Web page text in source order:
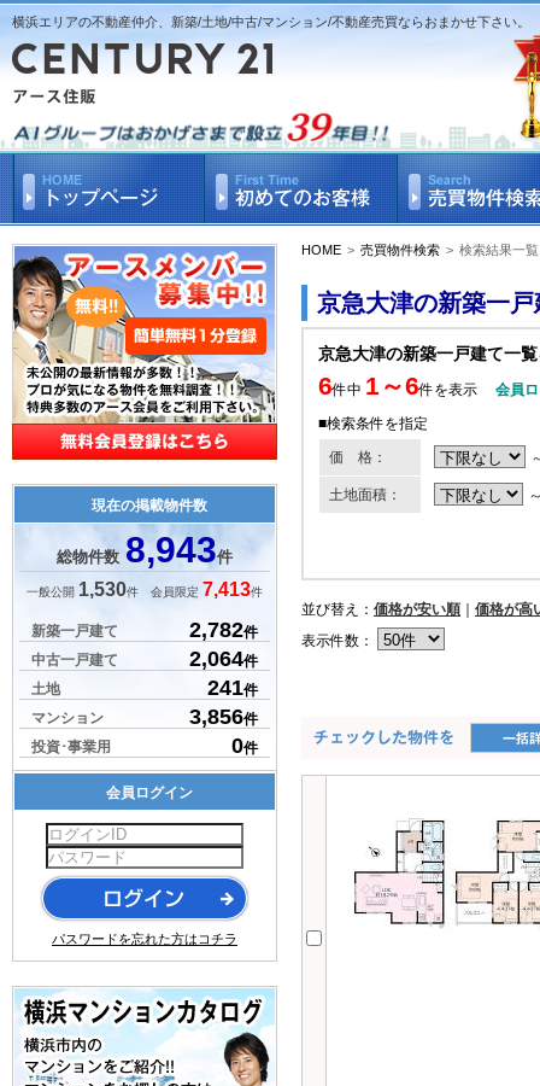
横浜エリアの不動産仲介、新築/土地/中古/マンション/不動産売買ならおまかせ下さい。
HOME > 売買物件検索 > 検索結果一覧
京急大津の新築一
京急大津の新築一戸建て一
6件中 1～6件を表示
会員
■検索条件を指定
価 格：
土地面積：
並び替え： 価格が安い順
価格が高
表示件数：
現在の掲載物件数
総物件数 8,943件
一般公開 1,530件 会員限定 7,413件
新築一戸建て 2,782件
中古一戸建て
2,064件
土地
241件
マンション
3,856件
投資･事業用
0件
会員ログイン
パスワードを忘れた方はコチラ